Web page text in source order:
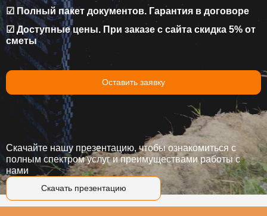
☑ Полный пакет документов. Гарантия в договоре
☑ Доступные цены. При заказе с сайта скидка 5% от
сметы
Оставить заявку
Скачать презентацию
Скачайте нашу презентацию, чтобы ознакомиться с
полным спектром услуг и преимуществами работы с
нами